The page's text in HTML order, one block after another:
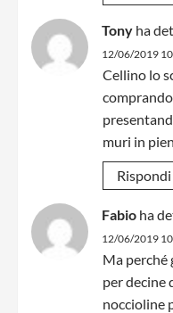
Tony ha
12/06/2019
Cellino lo
muri in
Rispondi
Fabio ha
12/06/2019
Ma perché
per decine
noccioline